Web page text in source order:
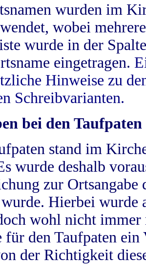
wurden im
wobei
wurde in der
eingetragen.
Hinweise zu
Schreibvarianten.
bei den Taufpaten
stand im
wurde deshalb
zur
wurde. Hierbei wurde
wohl nicht
für den Taufpaten
der Richtigkeit